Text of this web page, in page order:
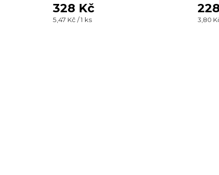
produktu
je
328 Kč
Měrná
5,47 Kč / 1 ks
Měrná
3,80